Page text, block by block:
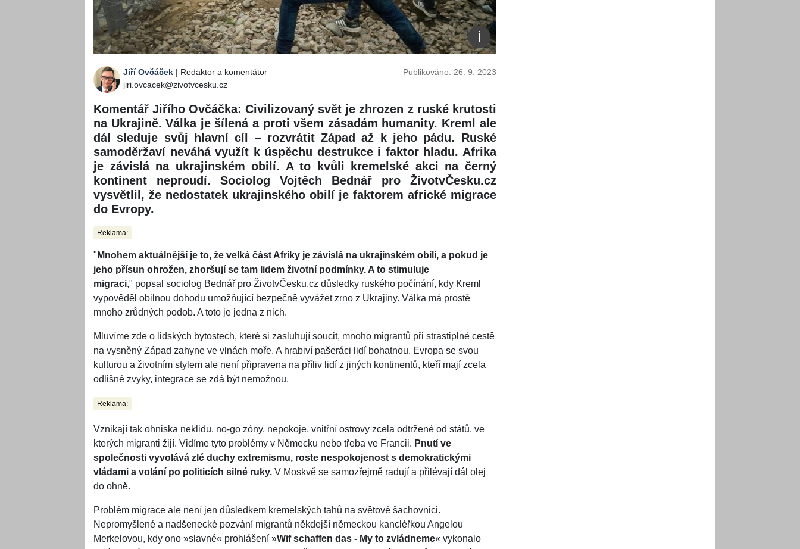
Jiří Ovčáček | Redaktor a komentátor
jiri.ovcacek@zivotvcesku.cz
Publikováno: 26. 9. 2023
Komentář Jiřího Ovčáčka: Civilizovaný svět je zhrozen z ruské krutosti
na Ukrajině. Válka je šílená a proti všem zásadám humanity. Kreml ale
dál sleduje svůj hlavní cíl – rozvrátit Západ až k jeho pádu. Ruské
samoděržaví neváhá využít k úspěchu destrukce i faktor hladu. Afrika
je závislá na ukrajinském obilí. A to kvůli kremelské akci na černý
kontinent neproudí. Sociolog Vojtěch Bednář pro ŽivotvČesku.cz
vysvětlil, že nedostatek ukrajinského obilí je faktorem africké migrace
do Evropy.
Reklama:
" Mnohem aktuálnější je to, že velká část Afriky je závislá na ukrajinském obilí, a pokud je
jeho přísun ohrožen, zhoršují se tam lidem životní podmínky. A to stimuluje
migraci," popsal sociolog Bednář pro ŽivotvČesku.cz důsledky ruského počínání, kdy Kreml
vypověděl obilnou dohodu umožňující bezpečně vyvážet zrno z Ukrajiny. Válka má prostě
mnoho zrůdných podob. A toto je jedna z nich.
Mluvíme zde o lidských bytostech, které si zasluhují soucit, mnoho migrantů při strastiplné cestě
na vysněný Západ zahyne ve vlnách moře. A hrabiví pašeráci lidí bohatnou. Evropa se svou
kulturou a životním stylem ale není připravena na příliv lidí z jiných kontinentů, kteří mají zcela
odlišné zvyky, integrace se zdá být nemožnou.
Reklama:
Vznikají tak ohniska neklidu, no-go zóny, nepokoje, vnitřní ostrovy zcela odtržené od států, ve
kterých migranti žijí. Vidíme tyto problémy v Německu nebo třeba ve Francii. Pnutí ve
společnosti vyvolává zlé duchy extremismu, roste nespokojenost s demokratickými
vládami a volání po politicích silné ruky. V Moskvě se samozřejmě radují a přilévají dál olej
do ohně.
Problém migrace ale není jen důsledkem kremelských tahů na světové šachovnici.
Nepromyšlené a nadšenecké pozvání migrantů někdejší německou kancléřkou Angelou
Merkelovou, kdy ono »slavné« prohlášení »Wif schaffen das - My to zvládneme« vykonalo